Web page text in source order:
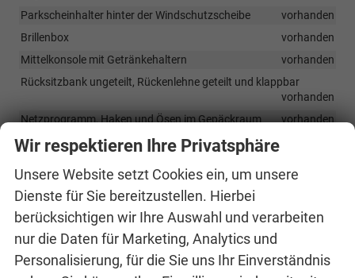
Parkscheinhalter hinter der Windschutzscheibe
vorhanden
Brillenbox
vorhanden
Mittelkonsole mit Getränkehaltern
vorhanden
Rücksitzbank ungeteilt, Rückenlehne geteilt und klappbar
vorhanden
Netzprogramm, Haken und Ösen im Gepäckraum
vorhanden
Höhenverstellbarer Fahrer- und Beifahrersitz
Interior Loft - schwarz/grau
Easy Start – schlüsselloses Starten
vorhanden
Armlehne vorne mit JumboBox
vorhanden
Wir respektieren Ihre Privatsphäre
Unsere Website setzt Cookies ein, um unsere
Dienste für Sie bereitzustellen. Hierbei
berücksichtigen wir Ihre Auswahl und verarbeiten
nur die Daten für Marketing, Analytics und
Personalisierung, für die Sie uns Ihr Einverständnis